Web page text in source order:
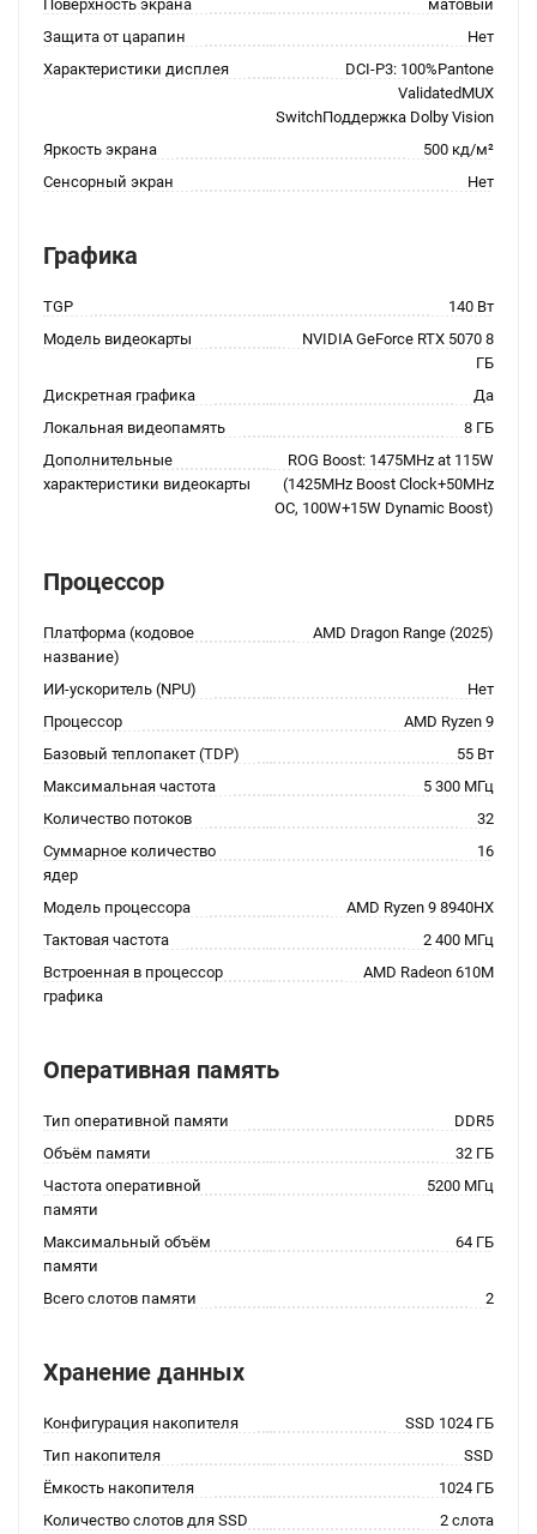
Поверхность экрана
матовый
Защита от царапин
Нет
Характеристики дисплея
DCI-P3: 100%Pantone
ValidatedMUX
SwitchПоддержка Dolby Vision
Яркость экрана
500 кд/м²
Сенсорный экран
Нет
Графика
TGP
140 Вт
Модель видеокарты
NVIDIA GeForce RTX 5070 8
ГБ
Дискретная графика
Да
Локальная видеопамять
8 ГБ
Дополнительные
характеристики видеокарты
ROG Boost: 1475MHz at 115W
(1425MHz Boost Clock+50MHz
OC, 100W+15W Dynamic Boost)
Процессор
Платформа (кодовое
название)
AMD Dragon Range (2025)
ИИ-ускоритель (NPU)
Нет
Процессор
AMD Ryzen 9
Базовый теплопакет (TDP)
55 Вт
Максимальная частота
5 300 МГц
Количество потоков
32
Суммарное количество
ядер
16
Модель процессора
AMD Ryzen 9 8940HX
Тактовая частота
2 400 МГц
Встроенная в процессор
графика
AMD Radeon 610M
Оперативная память
Тип оперативной памяти
DDR5
Объём памяти
32 ГБ
Частота оперативной
памяти
5200 МГц
Максимальный объём
памяти
64 ГБ
Всего слотов памяти 2
Хранение данных
Конфигурация накопителя
SSD 1024 ГБ
Тип накопителя
SSD
Ёмкость накопителя
1024 ГБ
Количество слотов для SSD
2 слота